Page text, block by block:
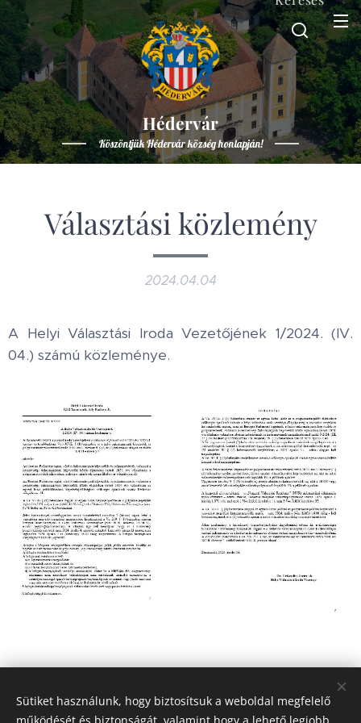
Hédervár
Köszöntjük Hédervár község honlapján!
Választási közlemény
2024.04.04
A Helyi Választási Iroda Vezetőjének 1/2024. (IV.
04.) számú közleménye.
Sütiket használunk, hogy biztosítsuk a weboldal megfelelő